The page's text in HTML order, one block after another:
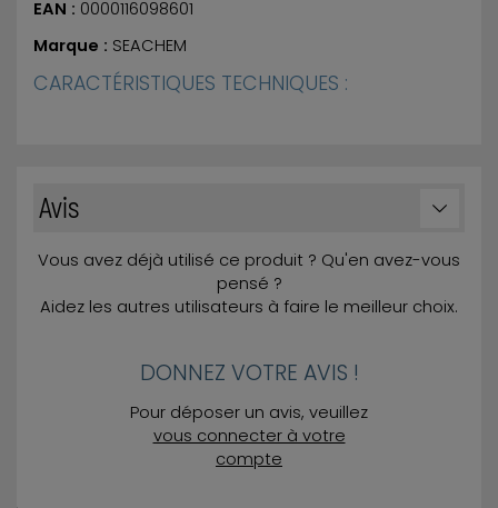
EAN : 0000116098601
Marque : SEACHEM
CARACTÉRISTIQUES TECHNIQUES :
Avis
Vous avez déjà utilisé ce produit ? Qu'en avez-vous
pensé ?
Aidez les autres utilisateurs à faire le meilleur choix.
DONNEZ VOTRE AVIS !
Pour déposer un avis, veuillez
vous connecter à votre
compte